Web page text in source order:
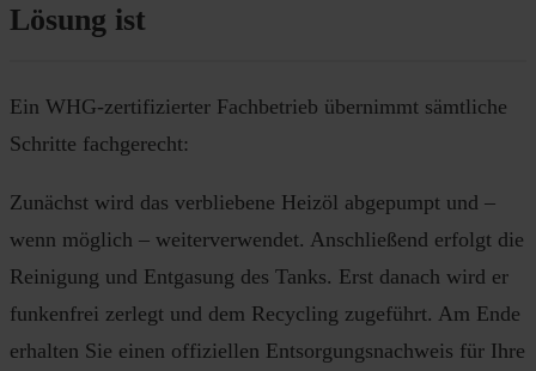
Lösung ist
Ein WHG-zertifizierter Fachbetrieb übernimmt sämtliche
Schritte fachgerecht:
Zunächst wird das verbliebene Heizöl abgepumpt und –
wenn möglich – weiterverwendet. Anschließend erfolgt die
Reinigung und Entgasung des Tanks. Erst danach wird er
funkenfrei zerlegt und dem Recycling zugeführt. Am Ende
erhalten Sie einen offiziellen Entsorgungsnachweis für Ihre